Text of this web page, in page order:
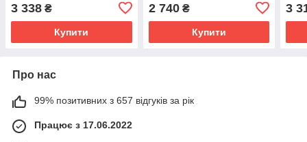
3 338 ₴
Купити
2 740₴
Купити
3
Про нас
99% позитивних з 657 відгуків за рік
Працює з 17.06.2022